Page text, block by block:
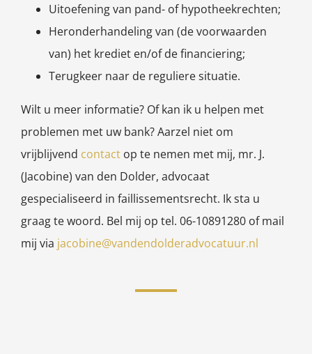
Uitoefening van pand- of hypotheekrechten;
Heronderhandeling van (de voorwaarden
van) het krediet en/of de financiering;
Terugkeer naar de reguliere situatie.
Wilt u meer informatie? Of kan ik u helpen met
problemen met uw bank? Aarzel niet om
vrijblijvend contactop te nemen met mij, mr. J.
(Jacobine) van den Dolder, advocaat
gespecialiseerd in faillissementsrecht. Ik sta u
graag te woord. Bel mij op tel. 06-10891280 of mail
mij via jacobine@vandendolderadvocatuur.nl